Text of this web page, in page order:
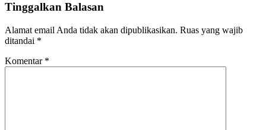
Tinggalkan Balasan
Alamat email Anda tidak akan dipublikasikan. Ruas yang wajib
ditandai *
Komentar *